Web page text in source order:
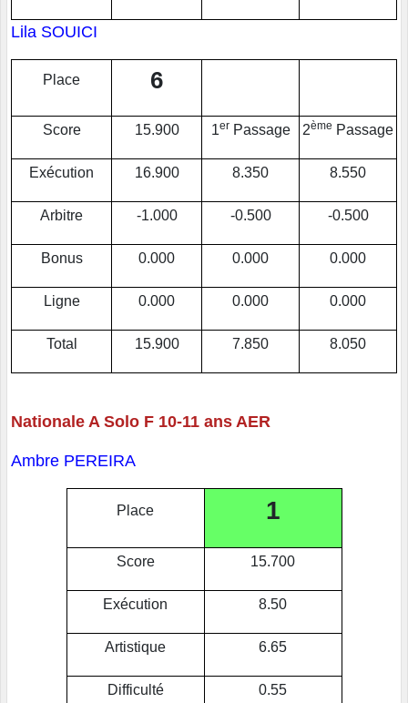
Lila SOUICI
Place 6
Score 15.900 1er Passage 2ème Passage
Exécution 16.900 8.350 8.550
Arbitre -1.000 -0.500 -0.500
Bonus 0.000 0.000 0.000
Ligne 0.000 0.000 0.000
Total 15.900 7.850 8.050
Nationale A Solo F 10-11 ans AER
Ambre PEREIRA
Place 1
Score 15.700
Exécution 8.50
Artistique 6.65
Difficulté 0.55